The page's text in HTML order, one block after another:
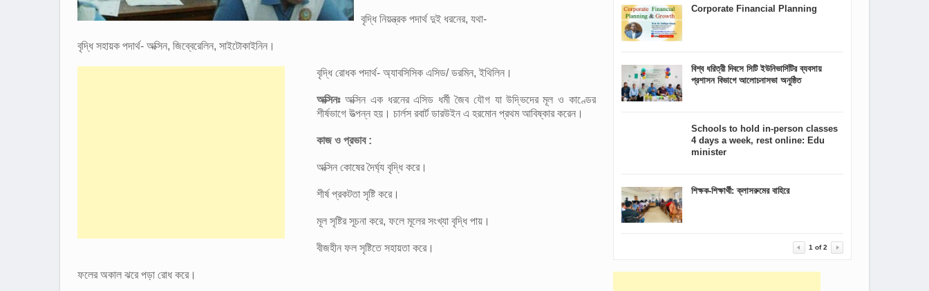
বৃদ্ধি নিয়ন্ত্রক পদার্থ দুই ধরনের, যথা-
বৃদ্ধি সহায়ক পদার্থ- অক্সিন, জিব্বেরেলিন, সাইটোকাইনিন।
বৃদ্ধি রোধক পদার্থ- অ্যাবসিসিক এসিড/ ডরমিন, ইথিলিন।
অক্সিনঃঅক্সিন এক ধরনের এসিড ধর্মী জৈব যৌগ যা উদ্ভিদের মূল ও কাণ্ডের
শীর্ষভাগে উত্পন্ন হয়। চার্লস রবার্ট ডারউইন এ হরমোন প্রথম আবিষ্কার করেন।
কাজ ও প্রভাব :
অক্সিন কোষের দৈর্ঘ্য বৃদ্ধি করে।
শীর্ষ প্রকটতা সৃষ্টি করে।
মূল সৃষ্টির সূচনা করে, ফলে মূলের সংখ্যা বৃদ্ধি পায়।
বীজহীন ফল সৃষ্টিতে সহায়তা করে।
ফলের অকাল ঝরে পড়া রোধ করে।
Corporate Financial Planning
বিশ্ব ধরিত্রী দিবসে সিটি ইউনিভার্সিটির ব্যবসায়
প্রশাসন বিভাগে আলোচনাসভা অনুষ্ঠিত
Schools to hold in-person classes
4 days a week, rest online: Edu
minister
শিক্ষক-শিক্ষার্থী: ক্লাসরুমের বাহিরে
1 of2